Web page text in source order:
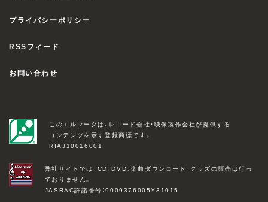
プライバシーポリシー
RSSフィード
お問い合わせ
このエルマークは、レコード会社・映像製作会社が提供する
コンテンツを示す登録商標です。
RIAJ10016001
弊社サイトでは、CD、DVD、楽曲ダウンロード、グッズの販売は行っ
ておりません。
JASRAC許諾番号：9009376005Y31015